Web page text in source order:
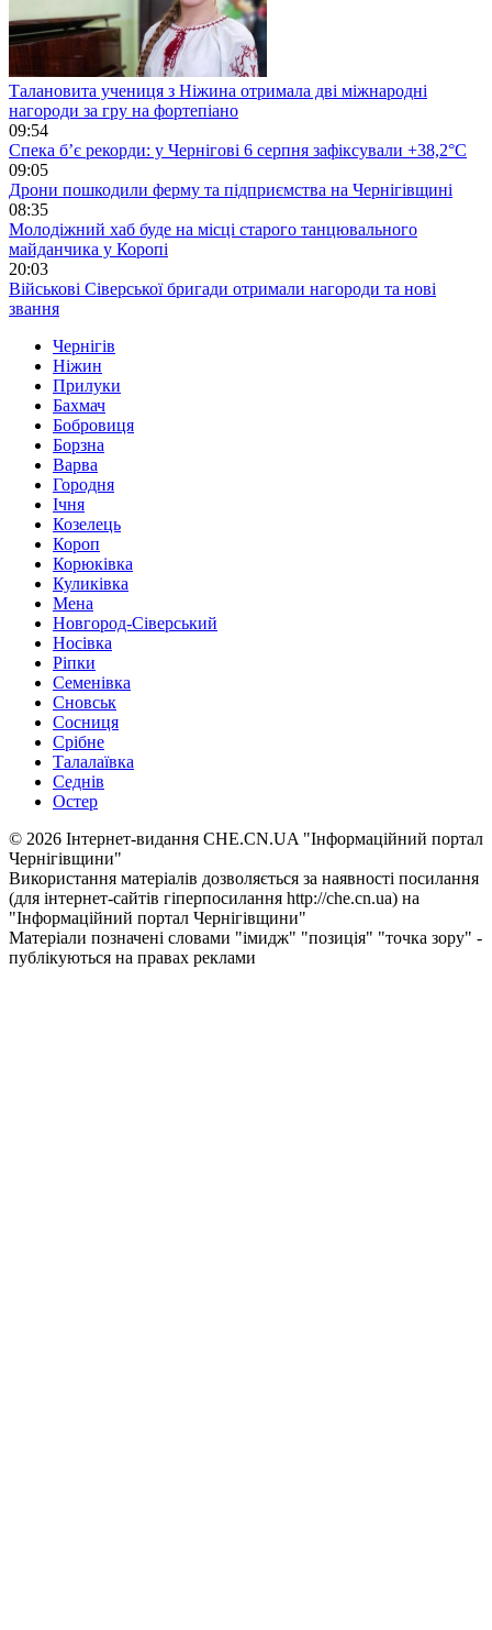
Талановита учениця з Ніжина отримала дві міжнародні
нагороди за гру на фортепіано
09:54
Спека б’є рекорди: у Чернігові 6 серпня зафіксували +38,2°С
09:05
Дрони пошкодили ферму та підприємства на Чернігівщині
08:35
Молодіжний хаб буде на місці старого танцювального
майданчика у Коропі
20:03
Військові Сіверської бригади отримали нагороди та нові
звання
Чернігів
Ніжин
Прилуки
Бахмач
Бобровиця
Борзна
Варва
Городня
Ічня
Козелець
Короп
Корюківка
Куликівка
Мена
Новгород-Сіверський
Носівка
Ріпки
Семенівка
Сновськ
Сосниця
Срібне
Талалаївка
Седнів
Остер
© 2026 Інтернет-видання CHE.CN.UA "Інформаційний портал
Чернiгiвщини"
Використання матеріалів дозволяється за наявності посилання
(для інтернет-сайтів гіперпосилання http://che.cn.ua) на
"Інформаційний портал Чернiгiвщини"
Матеріали позначені словами "імидж" "позиція" "точка зору" -
публікуються на правах реклами